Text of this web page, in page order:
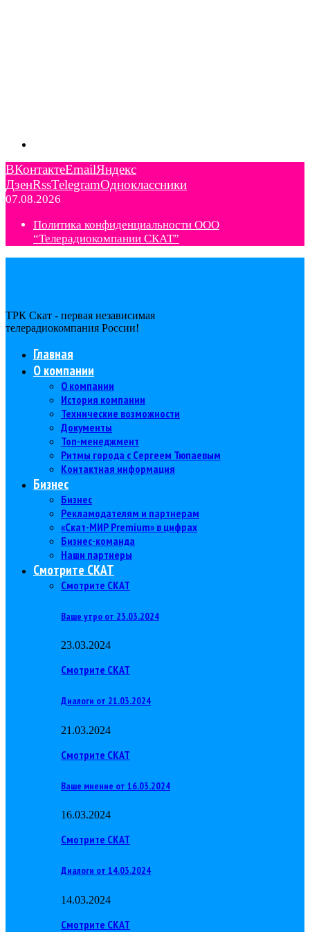
ВКонтактеEmailЯндекс
ДзенRssTelegramОдноклассники
07.08.2026
Политика конфиденциальности ООО
“Телерадиокомпании СКАТ”
ТРК Скат - первая независимая
телерадиокомпания Роcсии!
Главная
О компании
О компании
История компании
Технические возможности
Документы
Топ-менеджмент
Ритмы города с Сергеем Тюпаевым
Контактная информация
Бизнес
Бизнес
Рекламодателям и партнерам
«Скат-МИР Premium» в цифрах
Бизнес-команда
Наши партнеры
Смотрите СКАТ
Смотрите СКАТ
Ваше утро от 23.03.2024
23.03.2024
Смотрите СКАТ
Диалоги от 21.03.2024
21.03.2024
Смотрите СКАТ
Ваше мнение от 16.03.2024
16.03.2024
Смотрите СКАТ
Диалоги от 14.03.2024
14.03.2024
Смотрите СКАТ